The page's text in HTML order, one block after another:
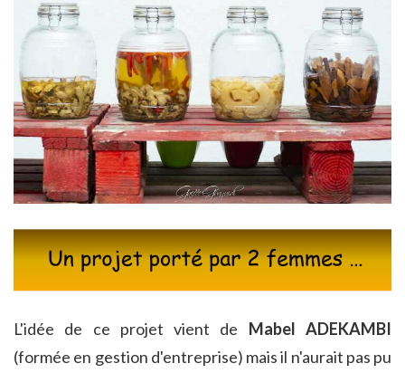
L'idée de ce projet vient de Mabel ADEKAMBI
(formée en gestion d'entreprise) mais il n'aurait pas pu